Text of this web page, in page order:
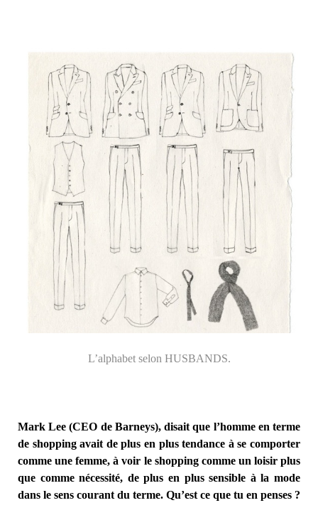
L’alphabet selon HUSBANDS.
Mark Lee (CEO de Barneys), disait que l’homme en terme
de shopping avait de plus en plus tendance à se comporter
comme une femme, à voir le shopping comme un loisir plus
que comme nécessité, de plus en plus sensible à la mode
dans le sens courant du terme. Qu’est ce que tu en penses ?